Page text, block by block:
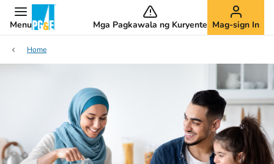
Menu Mga Pagkawala ng Kuryente Mag-sign In
Home